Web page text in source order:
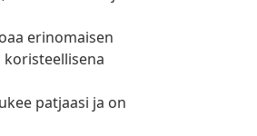
erinomaisen
koristeellisena
patjaasi ja on